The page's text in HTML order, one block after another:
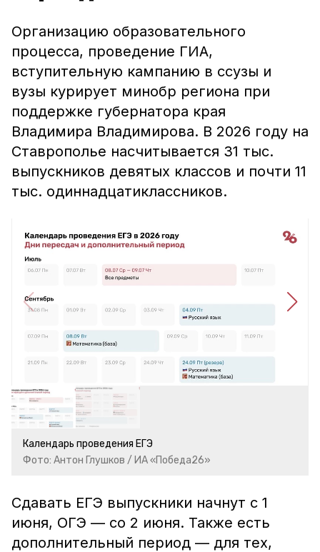
Организацию образовательного
процесса, проведение ГИА,
вступительную кампанию в ссузы и
вузы курирует минобр региона при
поддержке губернатора края
Владимира Владимирова. В 2026 году на
Ставрополье насчитывается 31 тыс.
выпускников девятых классов и почти 11
тыс. одиннадцатиклассников.
Календарь проведения ЕГЭ
Фото: Антон Глушков / ИА «Победа26»
Сдавать ЕГЭ выпускники начнут с 1
июня, ОГЭ — со 2 июня. Также есть
дополнительный период — для тех,